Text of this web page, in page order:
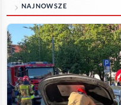
NAJNOWSZE